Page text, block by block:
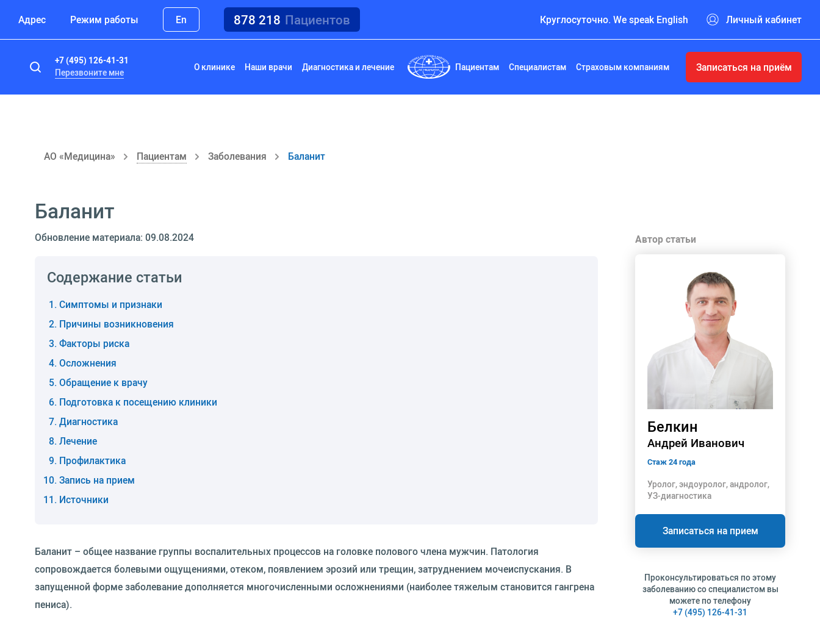
Адрес Режим работы En 878 218 Пациентов Круглосуточно. We speak English Личный кабинет
+7 (495) 126-41-31
Перезвоните мне
О клинике Наши врачи Диагностика и лечение Пациентам Специалистам Страховым компаниям Записаться на приём
АО «Медицина» Пациентам Заболевания Баланит
Баланит
Обновление материала: 09.08.2024
Содержание статьи
Симптомы и признаки
Причины возникновения
Факторы риска
Осложнения
Обращение к врачу
Подготовка к посещению клиники
Диагностика
Лечение
Профилактика
Запись на прием
Источники
Баланит – общее название группы воспалительных процессов на головке полового члена мужчин. Патология
сопровождается болевыми ощущениями, отеком, появлением эрозий или трещин, затруднением мочеиспускания. В
запущенной форме заболевание дополняется многочисленными осложнениями (наиболее тяжелым становится гангрена
пениса).
Автор статьи
Белкин
Андрей Иванович
Стаж 24 года
Уролог, эндоуролог, андролог,
УЗ-диагностика
Записаться на прием
Проконсультироваться по этому
заболеванию со специалистом вы
можете по телефону
+7 (495) 126-41-31